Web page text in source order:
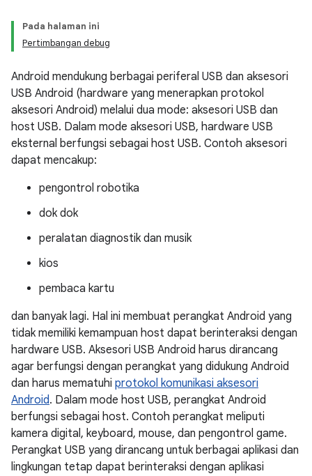
Pada halaman ini
Pertimbangan debug
Android mendukung berbagai periferal USB dan aksesori
USB Android (hardware yang menerapkan protokol
aksesori Android) melalui dua mode: aksesori USB dan
host USB. Dalam mode aksesori USB, hardware USB
eksternal berfungsi sebagai host USB. Contoh aksesori
dapat mencakup:
pengontrol robotika
dok dok
peralatan diagnostik dan musik
kios
pembaca kartu
dan banyak lagi. Hal ini membuat perangkat Android yang
tidak memiliki kemampuan host dapat berinteraksi dengan
hardware USB. Aksesori USB Android harus dirancang
agar berfungsi dengan perangkat yang didukung Android
dan harus mematuhi protokol komunikasi aksesori
Android. Dalam mode host USB, perangkat Android
berfungsi sebagai host. Contoh perangkat meliputi
kamera digital, keyboard, mouse, dan pengontrol game.
Perangkat USB yang dirancang untuk berbagai aplikasi dan
lingkungan tetap dapat berinteraksi dengan aplikasi